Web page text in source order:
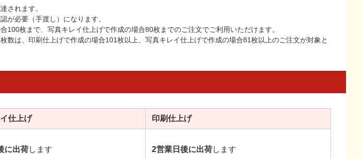
されます。
が必要（手渡し）になります。
100枚まで、写真キレイ仕上げで作成の場合80枚までのご注文でご利用いただけます。
数は、印刷仕上げで作成の場合101枚以上、写真キレイ仕上げで作成の場合81枚以上のご注文が対象と
仕上げ 印刷仕上げ
に出荷します 2営業日後に出荷します